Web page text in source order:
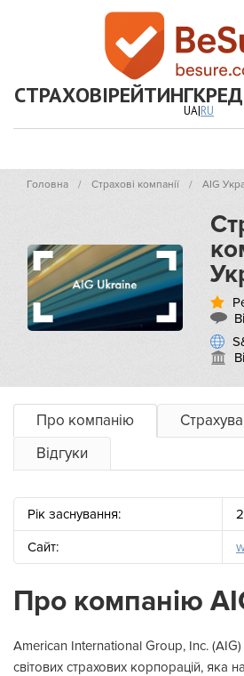
СТРАХОВІРЕЙТИНГ
UA|RU
Головна Страхові компанії AIG
Про компанію
Відгуки
Рік заснування:
Сайт:
Про компанію
American International Group, Inc.
світових страхових корпорацій, яка